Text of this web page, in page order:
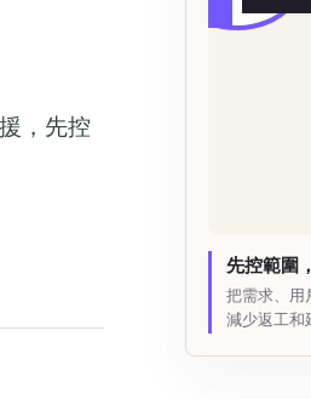
，先控
先控範圍
把需求、用
減少返工和